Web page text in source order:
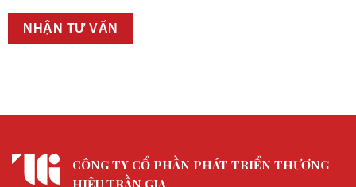
CÔNG TY CỔ PHẦN PHÁT TRIỂN THƯƠNG
HIỆU TRẦN GIA